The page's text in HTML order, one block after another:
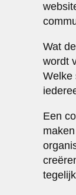
Wat
wordt
Welke
Een